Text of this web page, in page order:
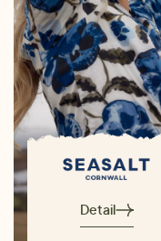
Detail